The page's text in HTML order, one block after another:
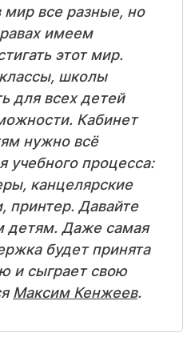
все разные, но
имеем
этот мир.
школы
для всех детей
Кабинет
нужно всё
учебного процесса:
канцелярские
принтер. Давайте
детям. Даже самая
будет принята
и сыграет свою
Максим Кенжеев.